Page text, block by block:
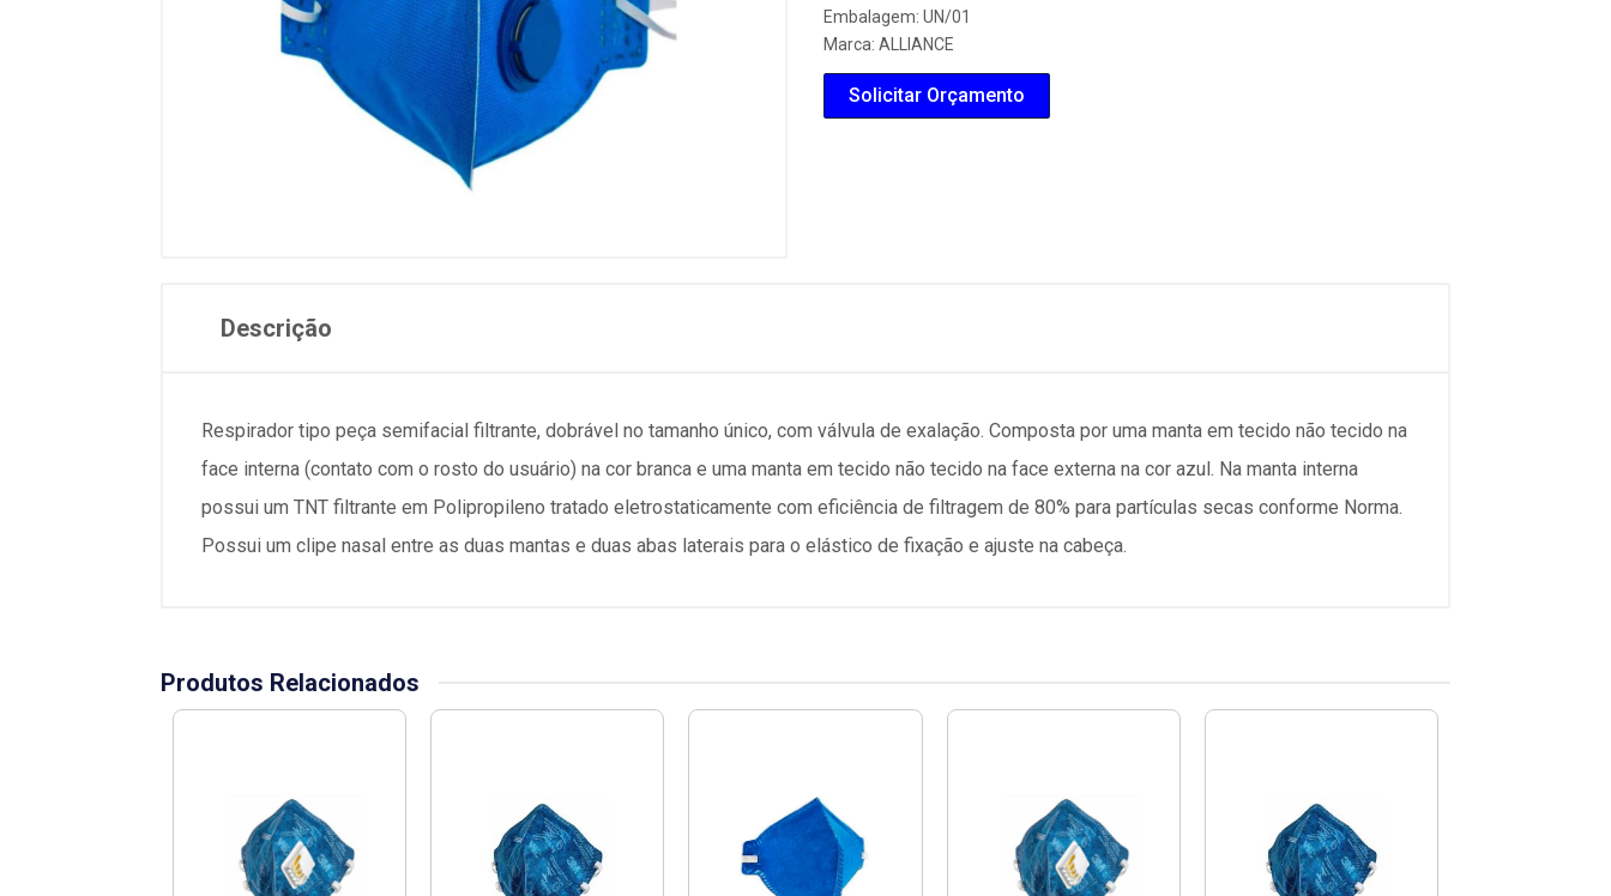
Embalagem: UN/01
Marca: ALLIANCE
Solicitar Orçamento
Descrição
Respirador tipo peça semifacial filtrante, dobrável no tamanho único, com válvula de exalação. Composta por uma manta em tecido não tecido na
face interna (contato com o rosto do usuário) na cor branca e uma manta em tecido não tecido na face externa na cor azul. Na manta interna
possui um TNT filtrante em Polipropileno tratado eletrostaticamente com eficiência de filtragem de 80% para partículas secas conforme Norma.
Possui um clipe nasal entre as duas mantas e duas abas laterais para o elástico de fixação e ajuste na cabeça.
Produtos Relacionados